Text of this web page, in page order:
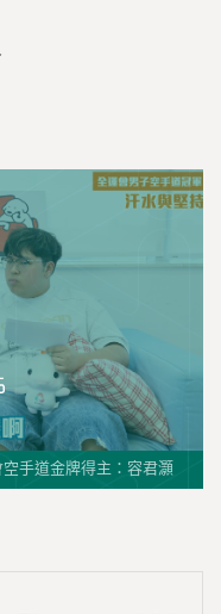
手道金牌得主：容君灝